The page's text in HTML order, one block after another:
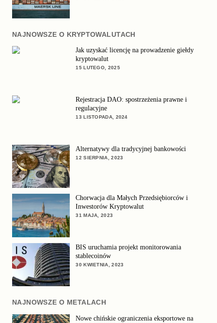
NAJNOWSZE O KRYPTOWALUTACH
Jak uzyskać licencję na prowadzenie giełdy
kryptowalut
15 LUTEGO, 2025
Rejestracja DAO: spostrzeżenia prawne i
regulacyjne
13 LISTOPADA, 2024
Alternatywy dla tradycyjnej bankowości
12 SIERPNIA, 2023
Chorwacja dla Małych Przedsiębiorców i
Inwestorów Kryptowalut
31 MAJA, 2023
BIS uruchamia projekt monitorowania
stablecoinów
30 KWIETNIA, 2023
NAJNOWSZE O METALACH
Nowe chińskie ograniczenia eksportowe na